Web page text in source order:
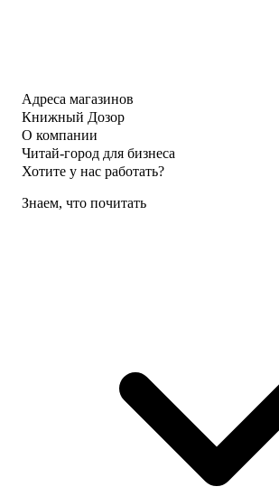
Адреса магазинов
Книжный Дозор
О компании
Читай-город для бизнеса
Хотите у нас работать?
Знаем, что почитать